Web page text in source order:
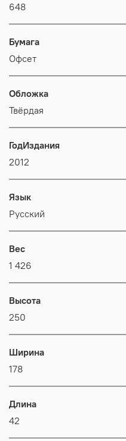
648
Бумага
Офсет
Обложка
Твёрдая
ГодИздания
2012
Язык
Русский
Вес
1 426
Высота
250
Ширина
178
Длина
42